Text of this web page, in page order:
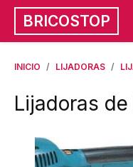
BRICOSTOP
INICIO LIJADORAS
Lijadoras